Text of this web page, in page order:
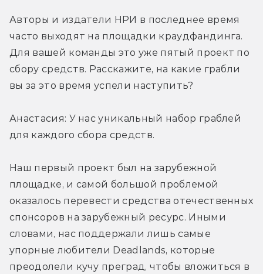
Авторы и издатели НРИ в последнее время
часто выходят на площадки краудфандинга.
Для вашей команды это уже пятый проект по
сбору средств. Расскажите, на какие грабли
вы за это время успели наступить?
Анастасия: У нас уникальный набор граблей
для каждого сбора средств.
Наш первый проект был на зарубежной
площадке, и самой большой проблемой
оказалось перевести средства отечественных
спонсоров на зарубежный ресурс. Иными
словами, нас поддержали лишь самые
упорные любители Deadlands, которые
преодолели кучу преград, чтобы вложиться в